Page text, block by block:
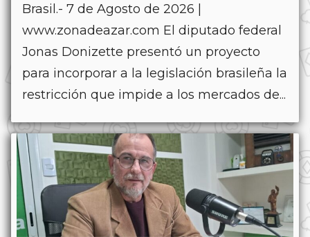
Brasil.- 7 de Agosto de 2026 |
www.zonadeazar.com El diputado federal
Jonas Donizette presentó un proyecto
para incorporar a la legislación brasileña la
restricción que impide a los mercados de...